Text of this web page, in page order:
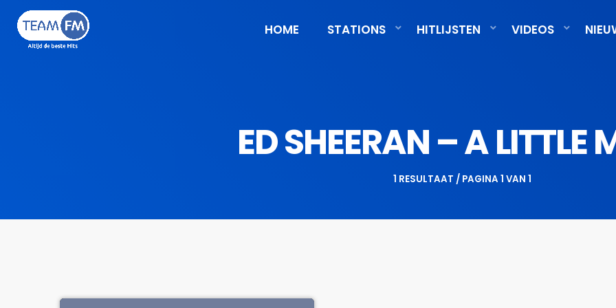
HOME STATIONS HITLIJSTEN VIDEOS
ED SHEERAN – A LITTLE
1 RESULTAAT / PAGINA 1 VAN 1